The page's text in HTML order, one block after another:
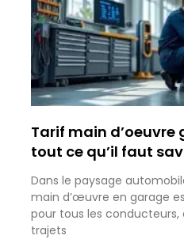
Tarif main d’oeuvre
tout ce qu’il faut
Dans le paysage
main d’œuvre en garage
pour tous les conducteurs,
trajets